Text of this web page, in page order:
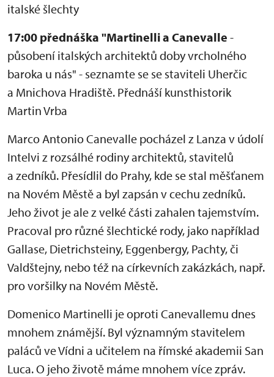
italské šlechty
17:00 přednáška "Martinelli a Canevalle -
působení italských architektů doby vrcholného
baroka u nás" - seznamte se se staviteli Uherčic
a Mnichova Hradiště. Přednáší kunsthistorik
Martin Vrba
Marco Antonio Canevalle pocházel z Lanza v údolí
Intelvi z rozsálhé rodiny architektů, stavitelů
a zedníků. Přesídlil do Prahy, kde se stal měšťanem
na Novém Městě a byl zapsán v cechu zedníků.
Jeho život je ale z velké části zahalen tajemstvím.
Pracoval pro různé šlechtické rody, jako například
Gallase, Dietrichsteiny, Eggenbergy, Pachty, či
Valdštejny, nebo též na církevních zakázkách, např.
pro voršilky na Novém Městě.
Domenico Martinelli je oproti Canevallemu dnes
mnohem známější. Byl významným stavitelem
paláců ve Vídni a učitelem na římské akademii San
Luca. O jeho životě máme mnohem více zpráv.